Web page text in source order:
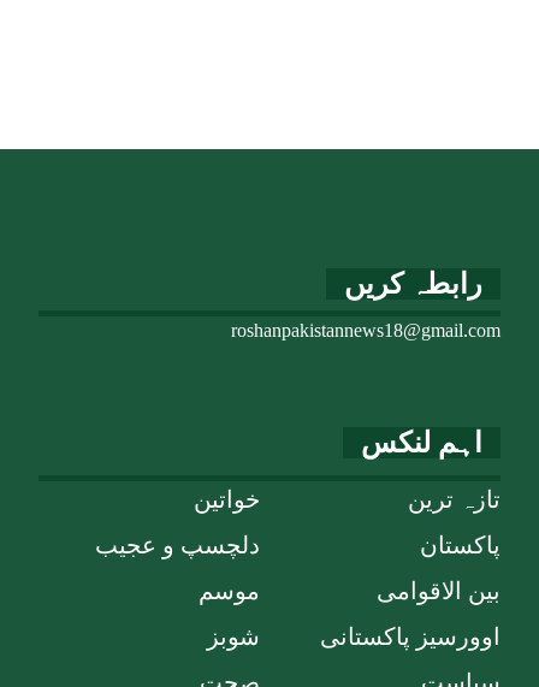
اہم لنکس
خواتین
دلچسپ و عجیب
موسم
شوبز
تازہ ترین
پاکستان
بین الاقوامی
اوورسیز پاکستانی
رابطہ کریں
roshanpakistannews18@gmail.com